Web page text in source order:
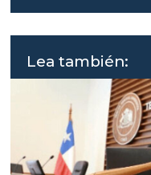
Lea también: